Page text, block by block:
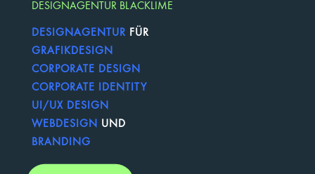
DESIGNAGENTUR BLACKLIME
DESIGNAGENTUR FÜR
GRAFIKDESIGN
CORPORATE DESIGN
CORPORATE IDENTITY
UI/UX DESIGN
WEBDESIGN UND
BRANDING